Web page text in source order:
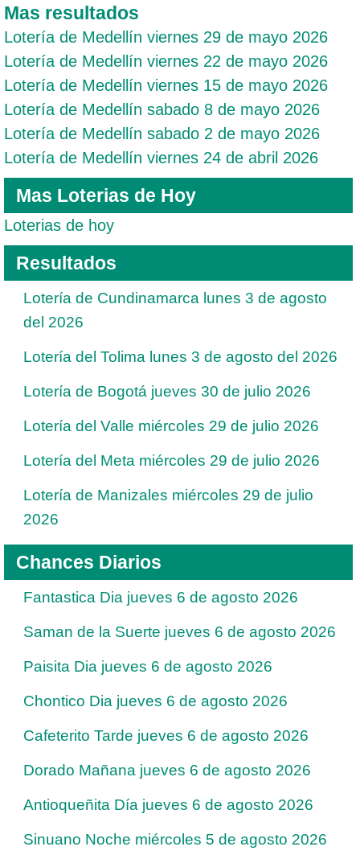
Mas resultados
Lotería de Medellín viernes 29 de mayo 2026
Lotería de Medellín viernes 22 de mayo 2026
Lotería de Medellín viernes 15 de mayo 2026
Lotería de Medellín sabado 8 de mayo 2026
Lotería de Medellín sabado 2 de mayo 2026
Lotería de Medellín viernes 24 de abril 2026
Mas Loterias de Hoy
Loterias de hoy
Resultados
Lotería de Cundinamarca lunes 3 de agosto
del 2026
Lotería del Tolima lunes 3 de agosto del 2026
Lotería de Bogotá jueves 30 de julio 2026
Lotería del Valle miércoles 29 de julio 2026
Lotería del Meta miércoles 29 de julio 2026
Lotería de Manizales miércoles 29 de julio
2026
Chances Diarios
Fantastica Dia jueves 6 de agosto 2026
Saman de la Suerte jueves 6 de agosto 2026
Paisita Dia jueves 6 de agosto 2026
Chontico Dia jueves 6 de agosto 2026
Cafeterito Tarde jueves 6 de agosto 2026
Dorado Mañana jueves 6 de agosto 2026
Antioqueñita Día jueves 6 de agosto 2026
Sinuano Noche miércoles 5 de agosto 2026